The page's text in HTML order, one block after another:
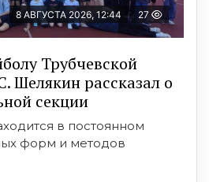
8 АВГУСТА 2026, 12:44 27
Трубчевской
Шелякин рассказал о
секции
в постоянном
форм и методов